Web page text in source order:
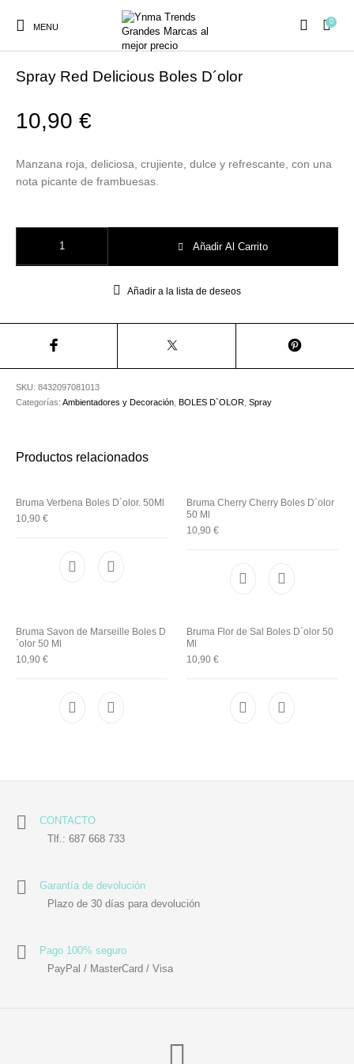
MENU
0
Decoración
AUSTRALIAN GOLD AUTOBRONCEADORES
COSMÉTICA HIGIENE Juegos y juguetes
Mobiliario Peluquería MODA
Peluquería
Ambientadores y Decoración /
Spray Red Delicious Boles D´olor
10,90€
Manzana roja, deliciosa, crujiente, dulce y refrescante, con una
nota picante de frambuesas.
Añadir Al Carrito
Añadir a la lista de deseos
SKU:8432097081013
Categorías:Ambientadores y Decoración ,BOLES D`OLOR ,Spray
Productos relacionados
Bruma Verbena Boles D´olor. 50Ml
10,90€
Bruma Cherry Cherry Boles D´olor
50 Ml
10,90 €
Bruma Savon de Marseille Boles D
´olor 50 Ml
10,90€
Bruma Flor de Sal Boles D´olor 50
Ml
10,90 €
CONTACTO
Tlf.: 687 668 733
Garantía de devolución
Plazo de 30 días para devolución
Pago 100% seguro
PayPal / MasterCard / Visa